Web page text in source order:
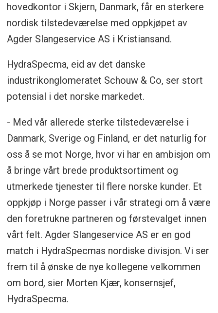
hovedkontor i Skjern, Danmark, får en sterkere
nordisk tilstedeværelse med oppkjøpet av
Agder Slangeservice AS i Kristiansand.
HydraSpecma, eid av det danske
industrikonglomeratet Schouw & Co, ser stort
potensial i det norske markedet.
- Med vår allerede sterke tilstedeværelse i
Danmark, Sverige og Finland, er det naturlig for
oss å se mot Norge, hvor vi har en ambisjon om
å bringe vårt brede produktsortiment og
utmerkede tjenester til flere norske kunder. Et
oppkjøp i Norge passer i vår strategi om å være
den foretrukne partneren og førstevalget innen
vårt felt. Agder Slangeservice AS er en god
match i HydraSpecmas nordiske divisjon. Vi ser
frem til å ønske de nye kollegene velkommen
om bord, sier Morten Kjær, konsernsjef,
HydraSpecma.